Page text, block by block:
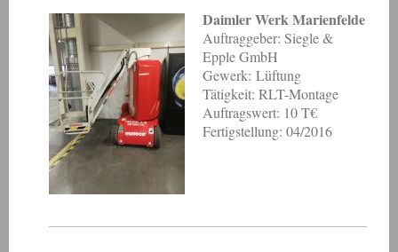
Daimler Werk Marienfelde
Auftraggeber: Siegle &
Epple GmbH
Gewerk: Lüftung
Tätigkeit: RLT-Montage
Auftragswert: 10 T€
Fertigstellung: 04/2016